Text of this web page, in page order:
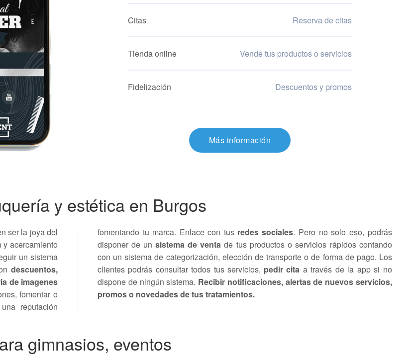
Citas Reserva de citas
Tienda online Vende tus productos o servicios
Fidelización Descuentos y promos
Más información
y estética en Burgos
ser la joya del
y acercamiento
un sistema
descuentos,
de imagenes
fomentar o
reputación
fomentando tu marca. Enlace con tus redes sociales. Pero no solo eso, podrás
disponer de un sistema de venta de tus productos o servicios rápidos contando
con un sistema de categorización, elección de transporte o de forma de pago. Los
clientes podrás consultar todos tus servicios, pedir cita a través de la app si no
dispone de ningún sistema. Recibir notificaciones, alertas de nuevos servicios,
promos o novedades de tus tratamientos.
gimnasios, eventos